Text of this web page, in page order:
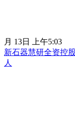
月 13日 上午5:03
新石器慧研全资控
人